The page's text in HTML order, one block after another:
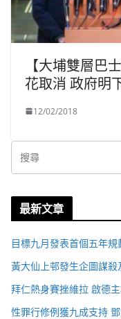
【大埔雙層巴
花取消 政府明
12/02/2018
最新文章
目標九月發表首個五年
黃大仙上邨發生企圖謀
拜仁熱身賽挫維拉 啟德
性罪行修例獲九成支持